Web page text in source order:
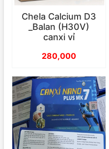
Chela Calcium D3
_Balan (H30V)
canxi vỉ
280,000